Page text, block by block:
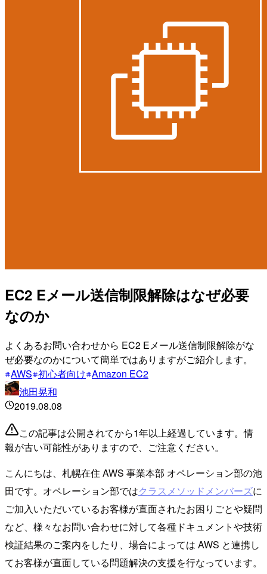
EC2 Eメール送信制限解除はなぜ必要
なのか
よくあるお問い合わせから EC2 Eメール送信制限解除がな
ぜ必要なのかについて簡単ではありますがご紹介します。
AWS 初心者向け Amazon EC2
池田晃和
2019.08.08
この記事は公開されてから1年以上経過しています。情
報が古い可能性がありますので、ご注意ください。
こんにちは、札幌在住 AWS 事業本部 オペレーション部の池
田です。オペレーション部ではクラスメソッドメンバーズに
ご加入いただいているお客様が直面されたお困りごとや疑問
など、様々なお問い合わせに対して各種ドキュメントや技術
検証結果のご案内をしたり、場合によっては AWS と連携し
てお客様が直面している問題解決の支援を行なっています。